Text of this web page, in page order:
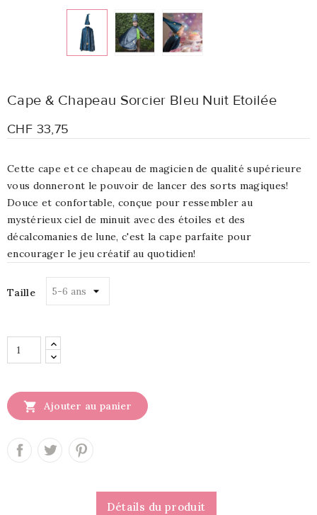
Cape & Chapeau Sorcier Bleu Nuit Etoilée
CHF 33,75
Cette cape et ce chapeau de magicien de qualité supérieure
vous donneront le pouvoir de lancer des sorts magiques!
Douce et confortable, conçue pour ressembler au
mystérieux ciel de minuit avec des étoiles et des
décalcomanies de lune, c'est la cape parfaite pour
encourager le jeu créatif au quotidien!
Taille
 Ajouter au panier
Détails du produit